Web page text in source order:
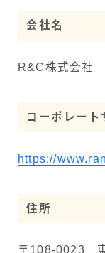
「低金利」 で借
カードローンラ
会社名
R&C株式会社
コーポレート
https://
住所
〒108-0023